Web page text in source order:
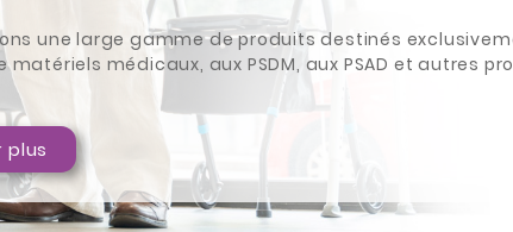
une large gamme de produits destinés
médicaux, aux PSDM, aux PSAD et autres
plus